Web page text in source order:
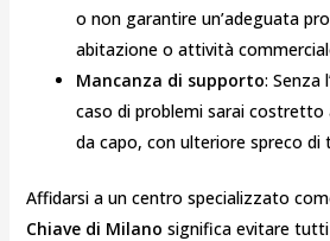
o non garantire un’adeguata
abitazione o attività
Mancanza di supporto: Senza
caso di problemi sarai costretto
da capo, con ulteriore spreco di
Affidarsi a un centro specializzato
Chiave di Milano significa evitare